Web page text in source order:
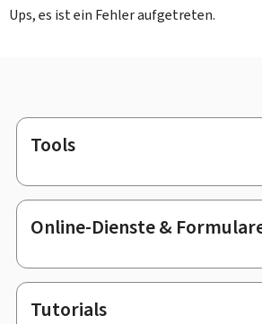
Ups, es ist ein Fehler aufgetreten.
Footer
Tools
Online-Dienste &
Tutorials